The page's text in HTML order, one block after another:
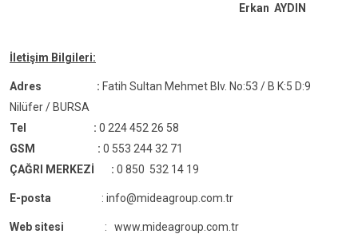
Erkan AYDIN
İletişim Bilgileri:
Adres : Fatih Sultan Mehmet Blv. No:53 / B K:5 D:9
Nilüfer / BURSA
Tel : 0 224 452 26 58
GSM : 0 553 244 32 71
ÇAĞRI MERKEZİ : 0 850 532 14 19
E-posta : info@mideagroup.com.tr
Web sitesi : www.mideagroup.com.tr